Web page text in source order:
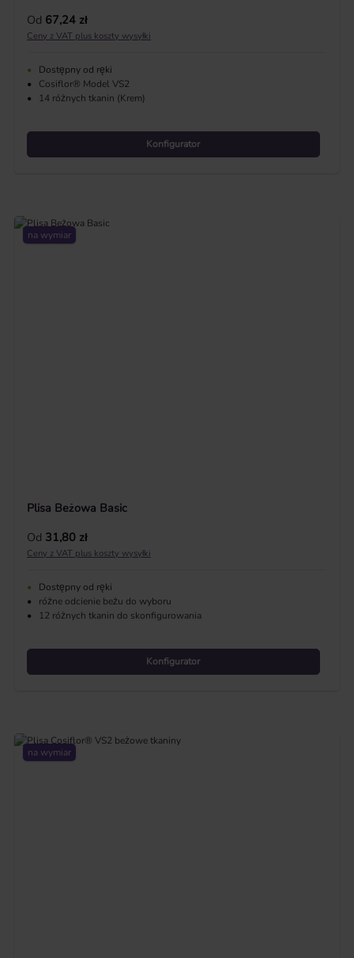
Cena regularna:
Od 67,24 zł
Ceny z VAT plus koszty wysyłki
•
Dostępny od ręki
•
Cosiflor® Model VS2
•
14 różnych tkanin (Krem)
Konfigurator
na wymiar
Plisa Beżowa Basic
Cena regularna:
Od 31,80 zł
Ceny z VAT plus koszty wysyłki
•
Dostępny od ręki
•
różne odcienie beżu do wyboru
•
12 różnych tkanin do skonfigurowania
Konfigurator
na wymiar